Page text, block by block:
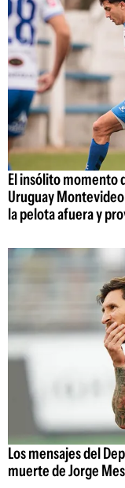
El insólito momento
Uruguay
la pelota afuera y
Los mensajes del
muerte de Jorge